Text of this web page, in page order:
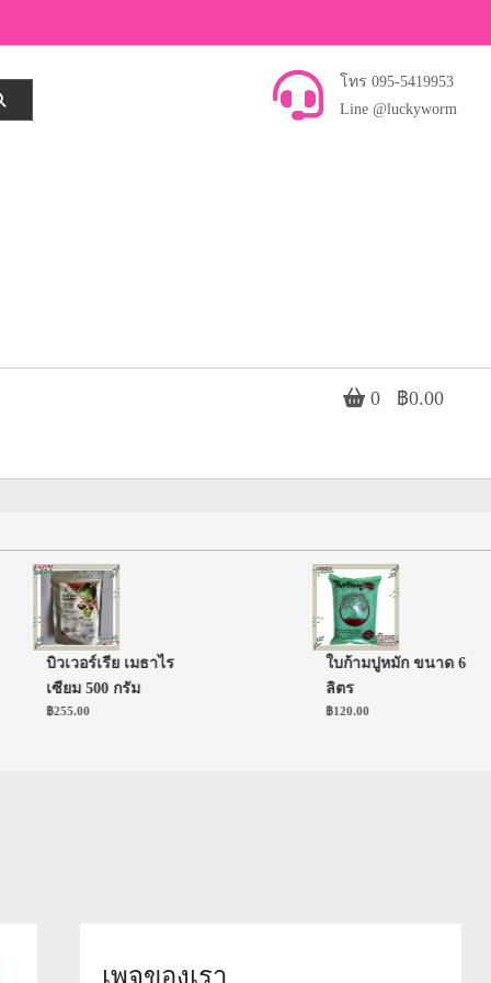
โทร 095-5419953
Line @luckyworm
0 ฿0.00
บิวเวอร์เรีย เมธาไร
เซียม 500 กรัม
255.00
ใบก้ามปูหมัก ขนาด 6
120.00
เพจของเรา